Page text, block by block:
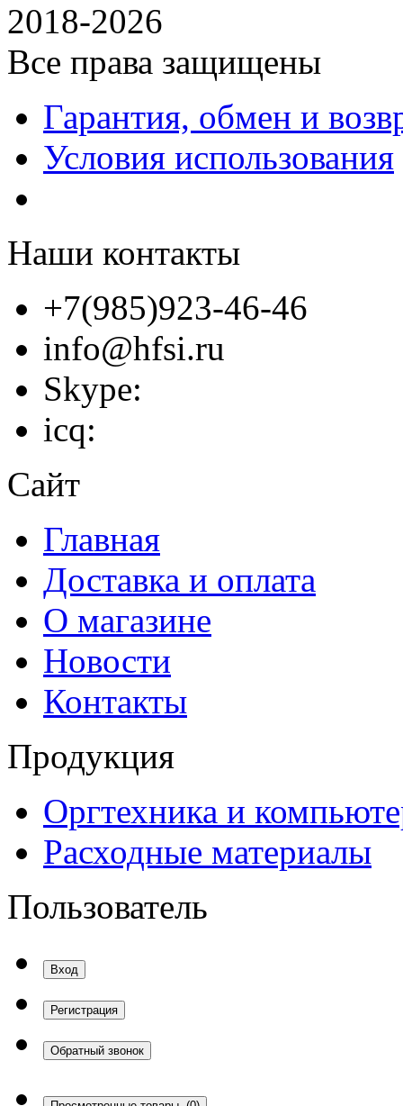
2018-2026
Все права защищены
Гарантия, обмен и
Условия использования
Наши контакты
+7(985)923-46-46
info@hfsi.ru
Skype:
icq:
Сайт
Главная
Доставка и оплата
О магазине
Новости
Контакты
Продукция
Оргтехника и
Расходные материалы
Пользователь
Вход
Регистрация
Обратный звонок